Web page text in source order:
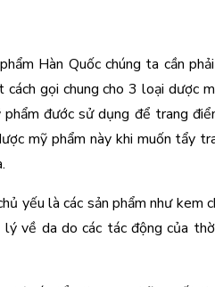
Hàn Quốc chúng ta cần
gọi chung cho 3 loại dược
đước sử dụng để trang
mỹ phẩm này khi muốn tẩy
yếu là các sản phẩm như kem
lý về da do các tác động của